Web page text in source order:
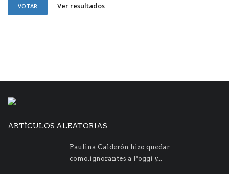
VOTAR Ver resultados
ARTÍCULOS ALEATORIAS
Paulina Calderón hizo quedar
como.ignorantes a Poggi y...